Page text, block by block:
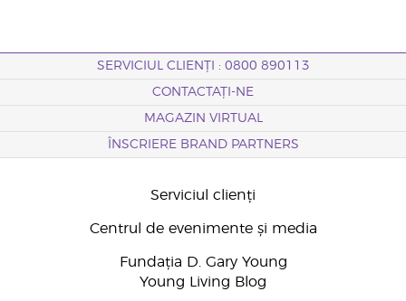
SERVICIUL CLIENȚI : 0800 890113
CONTACTAȚI-NE
MAGAZIN VIRTUAL
ÎNSCRIERE BRAND PARTNERS
Serviciul clienți
Centrul de evenimente și media
Fundația D. Gary Young
Young Living Blog